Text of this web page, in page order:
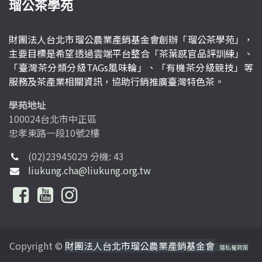
瑠公茶學苑
財團法人台北市瑠公農業產銷基金會創辦「瑠公茶學苑」，
主要目標是希望透過雲端平台整合「茶葉感官品評訓練」、
「臺灣茶分類分級TAGs風味輪」、「有機茶分級競技」等
服務及茶產業相關資訊，協助行銷推廣臺灣特色茶。
學苑地址
100024台北市中正區
忠孝東路一段10號2樓
(02)23945029 分機: 43
liukung.cha@liukung.org.tw
Copyright © 財團法人台北市瑠公農業產銷基金會 隱私權政策